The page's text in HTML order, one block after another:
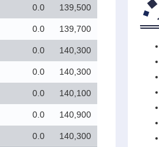
0.0 139,500
0.0 139,700
0.0 140,300
0.0 140,300
0.0 140,100
0.0 140,900
0.0 140,300